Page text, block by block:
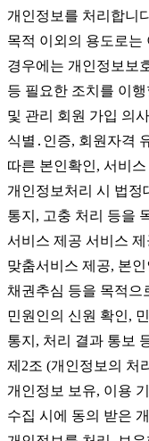
개인정보를 처리합니
목적 이외의 용도로는
경우에는 개인정보보
등 필요한 조치를 이
및 관리 회원 가입 의
식별․인증, 회원자격
따른 본인확인, 서비
개인정보처리 시 법정
통지, 고충 처리 등을
서비스 제공 서비스
맞춤서비스 제공, 본
채권추심 등을 목적으
민원인의 신원 확인,
통지, 처리 결과 통보
제2조 (개인정보의 처
개인정보 보유, 이용
수집 시에 동의 받은